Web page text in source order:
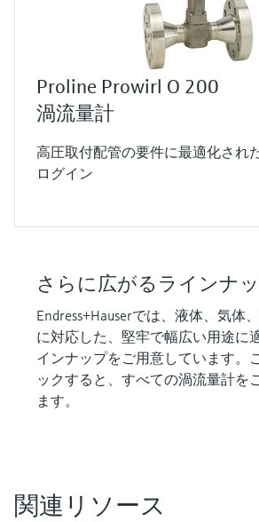
Proline Prowirl O 200
渦流量計
高圧取付配管の要件に最適化され
ログイン
さらに広がるラインナ
Endress+Hauserでは、液体、気体
に対応した、堅牢で幅広い用途に
インナップをご用意しています。
ックすると、すべての渦流量計を
ます。
関連リソース